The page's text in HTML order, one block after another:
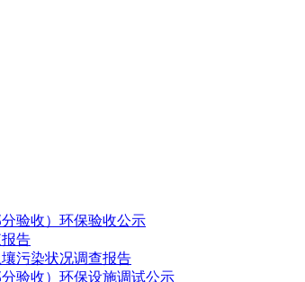
验收）环保验收公示
告
污染状况调查报告
验收）环保设施调试公示